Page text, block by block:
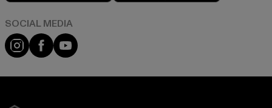
Instagram
FacebookYouTube